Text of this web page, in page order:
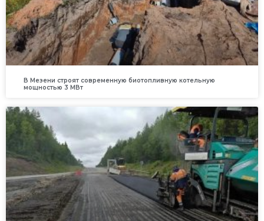
В Мезени строят современную биотопливную котельную
мощностью 3 МВт